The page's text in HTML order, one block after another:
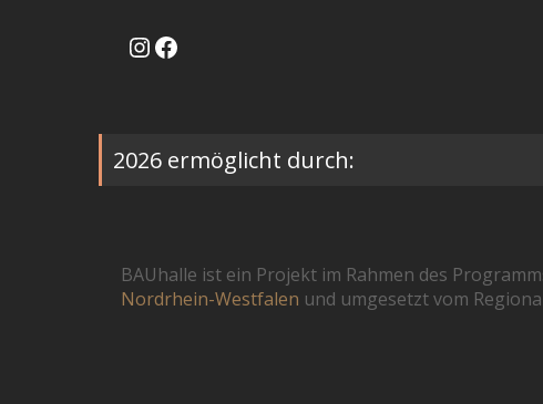
Instagram
Facebook
2026 ermöglicht durch:
BAUhalle ist ein Projekt im Rahmen des
Nordrhein-Westfalen und umgesetzt vom